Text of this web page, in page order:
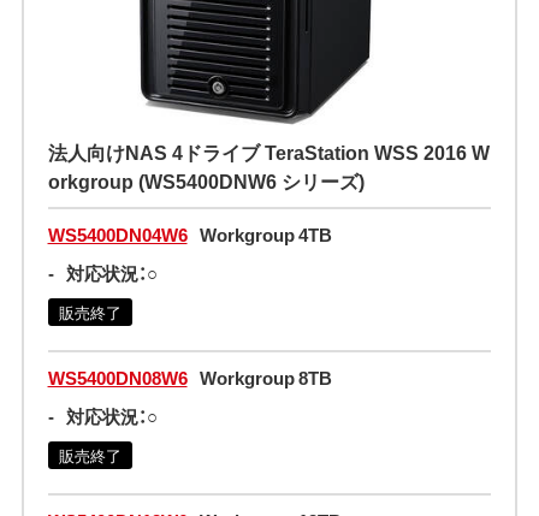
法人向けNAS 4ドライブ TeraStation WSS 2016 W
orkgroup (WS5400DNW6 シリーズ)
WS5400DN04W6 Workgroup 4TB
- 対応状況：○
販売終了
WS5400DN08W6 Workgroup 8TB
- 対応状況：○
販売終了